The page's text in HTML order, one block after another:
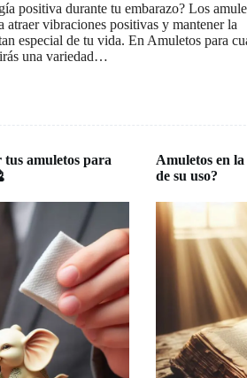
positiva durante tu embarazo? Los
atraer vibraciones positivas y mantener la
especial de tu vida. En Amuletos para
una variedad…
amuletos para
Amuletos en
de su uso?